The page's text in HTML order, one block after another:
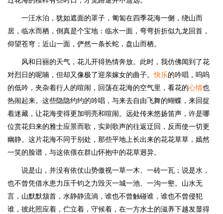
一汪水泊，犹如遮面的罩子，匍匐在四季花海一侧，绕山而
居，临水而栖，倒真是个宝地：临水一面，弯弯折折似九龙回首，
仰望苍穹；近山一面，俨然一条长蛇，盘山而栖。
风和日丽的天气，花儿开得热情奔放。此时，我仿佛闻到了花
对烈日的呢喃，但却又像极了迎亲嫁女的曲子。快乐的吟唱，呜呜
的低吟，夹杂着行人的喧闹，回荡在花海的空气里，看花的心情也
热闹起来。这些隐隐约约的吟唱，与来去自由飞舞的蝴蝶，来回捉
着迷藏，让花海变得更加明亮和喧闹。远处传来悠扬笛声，许是哪
位赏花归来的雅士应景而歌，实则歌声的往返迂回，反而使一切更
幽静。这片花海不同于别处，那些平地上长出来的花花草草，嫣然
一笑的脸谱，与这依偎在群山怀抱中的花草迥异。
说是山，并没有依仗山势傲视一草一木、一砖一瓦；说是水，
也不曾凭借水患力压千钧之力毁灭一城一池、一沟一壑。山水无
言，山默默颔首，水静静流淌，谁也不曾触碰谁，谁也不曾侵犯
谁，彼此照应着，伫立着，守候着，在一方水土的滋养下越发显得